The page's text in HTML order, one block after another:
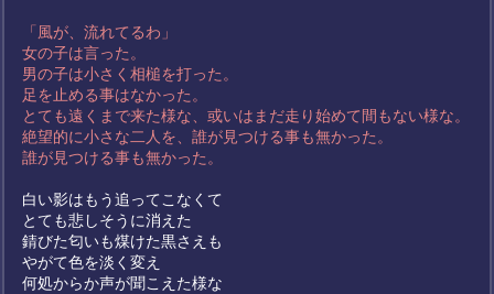
「風が、流れてるわ」
女の子は言った。
男の子は小さく相槌を打った。
足を止める事はなかった。
とても遠くまで来た様な、或いはまだ走り始めて間もない様な。
絶望的に小さな二人を、誰が見つける事も無かった。
誰が見つける事も無かった。
白い影はもう追ってこなくて
とても悲しそうに消えた
錆びた匂いも煤けた黒さえも
やがて色を淡く変え
何処からか声が聞こえた様な